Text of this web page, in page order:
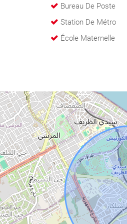
Bureau De Poste
Station De Métro
École Maternelle